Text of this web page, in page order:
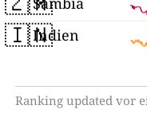
🇮🇳Indien
Ranking updated vor